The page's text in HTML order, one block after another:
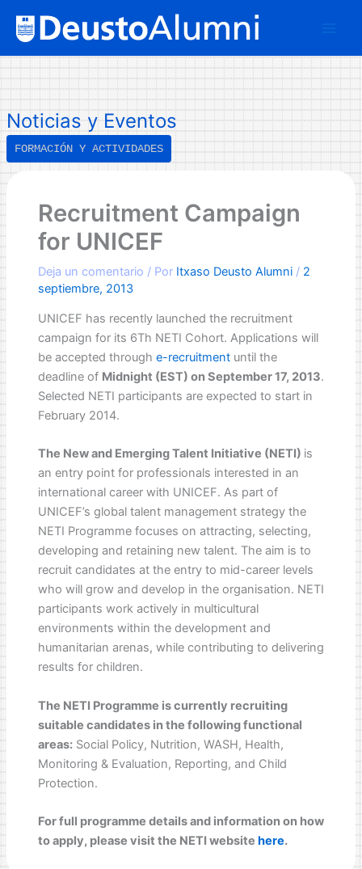
u
s
c
a
r
Noticias y Eventos
FORMACIÓN Y ACTIVIDADES
Recruitment Campaign
for UNICEF
Deja un comentario / Por Itxaso Deusto Alumni / 2
septiembre, 2013
UNICEF has recently launched the recruitment
campaign for its 6Th NETI Cohort. Applications will
be accepted through e-recruitmentuntil the
deadline of Midnight (EST) on September 17, 2013.
Selected NETI participants are expected to start in
February 2014.
The New and Emerging Talent Initiative (NETI) is
an entry point for professionals interested in an
international career with UNICEF. As part of
UNICEF’s global talent management strategy the
NETI Programme focuses on attracting, selecting,
developing and retaining new talent. The aim is to
recruit candidates at the entry to mid-career levels
who will grow and develop in the organisation. NETI
participants work actively in multicultural
environments within the development and
humanitarian arenas, while contributing to delivering
results for children.
The NETI Programme is currently recruiting
suitable candidates in the following functional
areas:Social Policy, Nutrition, WASH, Health,
Monitoring & Evaluation, Reporting, and Child
Protection.
For full programme details and information on how
to apply, please visit the NETI website here.